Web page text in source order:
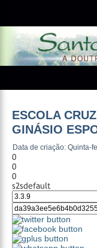
ESCOLA
GINÁSIO
Data de criação: Quinta-
0
0
0
s2sdefault